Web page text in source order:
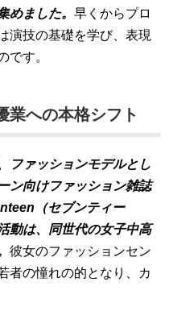
めました。 早くからプロ
演技の基礎を学び、表現
です。
業への本格シフト
ファッションモデルとし
ン向けファッション雑誌
（セブンティー
動は、同世代の女子中高
彼女のファッションセン
者の憧れの的となり、カ